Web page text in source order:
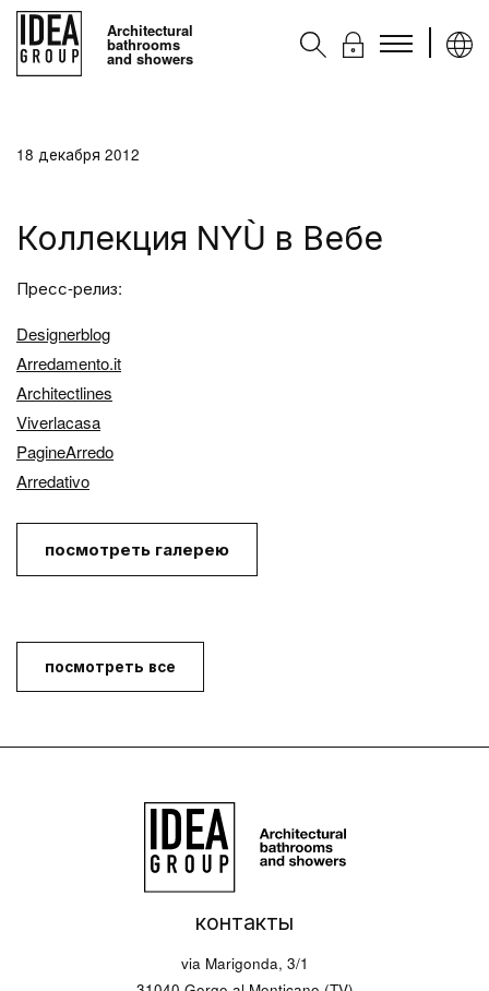
Architectural
bathrooms
and showers
Контакты
18 декабря 2012
Коллекция NYÙ в Вебе
Пресс-релиз:
Designerblog
Arredamento.it
Architectlines
Viverlacasa
PagineArredo
Arredativo
посмотреть галерею
посмотреть все
контакты
via Marigonda, 3/1